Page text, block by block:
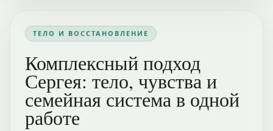
ТЕЛО И ВОССТАНОВЛЕНИЕ
Комплексный подход
Сергея: тело, чувства и
семейная система в одной
работе